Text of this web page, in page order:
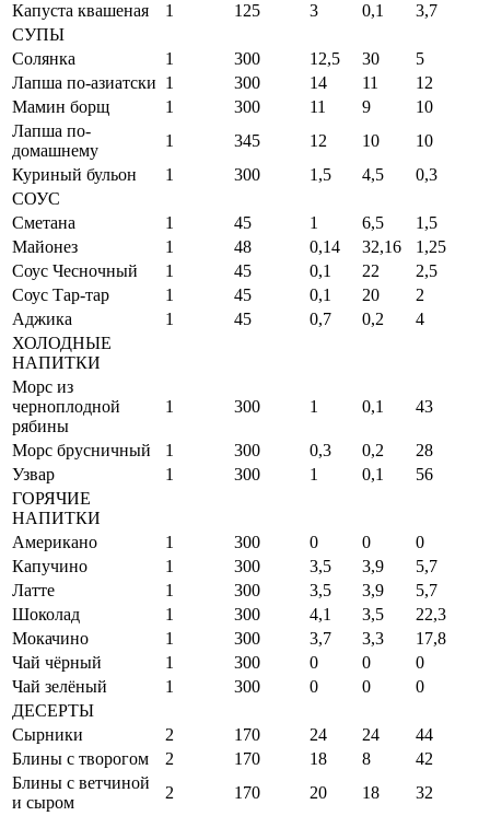
Капуста квашеная
1 125 3 0,1
3,7
СУПЫ
Солянка
1 300 12,5 30
5
Лапша по-азиатски 1 300 14 11
12
Мамин борщ
1 300 11 9
10
Лапша по-
домашнему
1 345 12 10
10
Куриный бульон
1 300 1,5 4,5
0,3
СОУС
Сметана
1 45 1 6,5
1,5
Майонез
1 48 0,14 32,16
1,25
Соус Чесночный
1 45 0,1 22
2,5
Соус Тар-тар
1 45 0,1 20
2
Аджика
1 45 0,7 0,2
4
ХОЛОДНЫЕ
НАПИТКИ
Морс из
черноплодной
рябины
1 300 1 0,1 43
Морс брусничный 1 300 0,3 0,2
28
Узвар
1 300 1 0,1
56
ГОРЯЧИЕ
НАПИТКИ
Американо
1 300 0 0
0
Капучино
1 300 3,5 3,9
5,7
Латте
1 300 3,5 3,9
5,7
Шоколад
1 300 4,1 3,5
22,3
Мокачино
1 300 3,7 3,3
17,8
Чай чёрный
1 300 0 0
0
Чай зелёный
1 300 0 0
0
ДЕСЕРТЫ
Сырники
2 170 24 24
44
Блины с творогом
2 170 18 8
42
Блины с ветчиной
и сыром
2 170 20 18
32